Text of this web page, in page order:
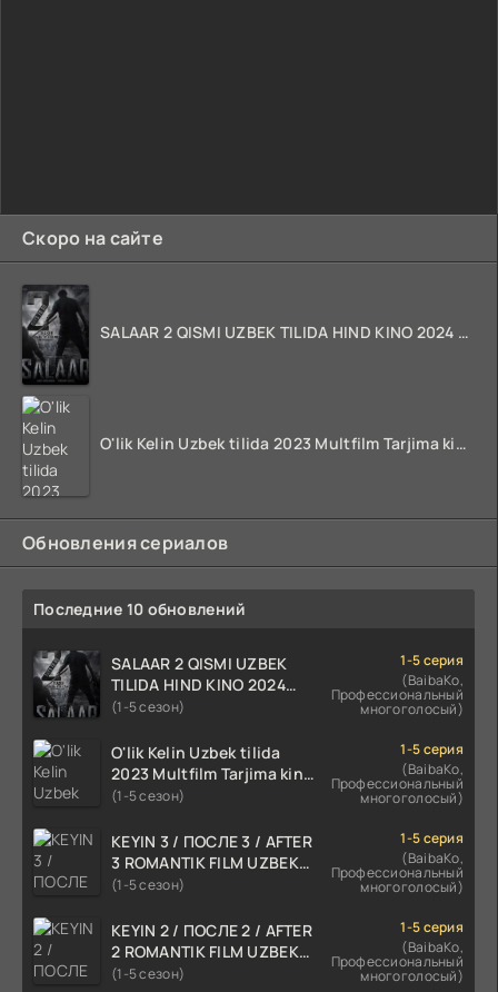
Скоро на сайте
SALAAR 2 QISMI UZBEK TILIDA HIND KINO 2024 TARJIMA 720p HD Skachat
O'lik Kelin Uzbek tilida 2023 Multfilm Tarjima kino skachat
Обновления сериалов
Последние 10 обновлений
SALAAR 2 QISMI UZBEK
TILIDA HIND KINO 2024
TARJIMA 720p HD Skachat
(1-5 сезон)
1-5 серия
(BaibaKo,
Профессиональный
многоголосый)
O'lik Kelin Uzbek tilida
2023 Multfilm Tarjima kino
skachat
(1-5 сезон)
1-5 серия
(BaibaKo,
Профессиональный
многоголосый)
KEYIN 3 / ПОСЛЕ 3 / AFTER
3 ROMANTIK FILM UZBEK
TILIDA 2021 TARJIMA FILM
(1-5 сезон)
1-5 серия
(BaibaKo,
Профессиональный
многоголосый)
KEYIN 2 / ПОСЛЕ 2 / AFTER
2 ROMANTIK FILM UZBEK
TILIDA 2020 TARJIMA FILM
(1-5 сезон)
1-5 серия
(BaibaKo,
Профессиональный
многоголосый)